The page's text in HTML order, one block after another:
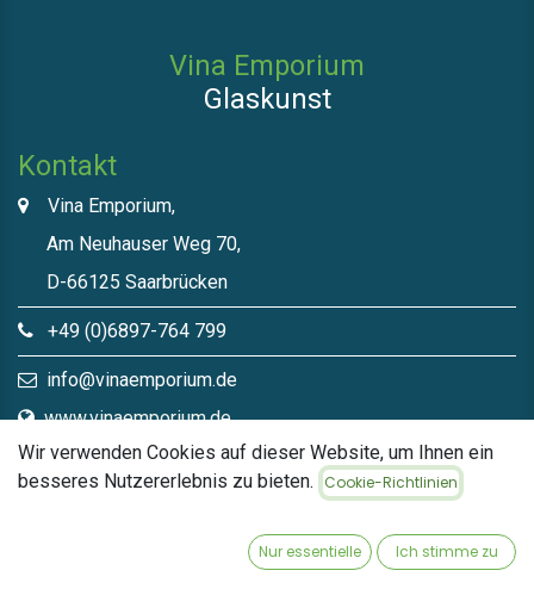
Vina Emporium
Glaskunst
Kontakt
Vina Emporium,
Am Neuhauser Weg 70,
D-66125 Saarbrücken
+49 (0)6897-764 799
info@vinaemporium.de
www.vinaemporium.de
Direktlinks​
Wir verwenden Cookies auf dieser Website, um Ihnen ein
besseres Nutzererlebnis zu bieten.
Cookie-Richtlinien
Nur essentielle Ich stimme zu